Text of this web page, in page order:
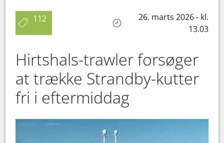
112
26. marts 2026 - kl.
13.03
Hirtshals-trawler forsøger
at trække Strandby-kutter
fri i eftermiddag